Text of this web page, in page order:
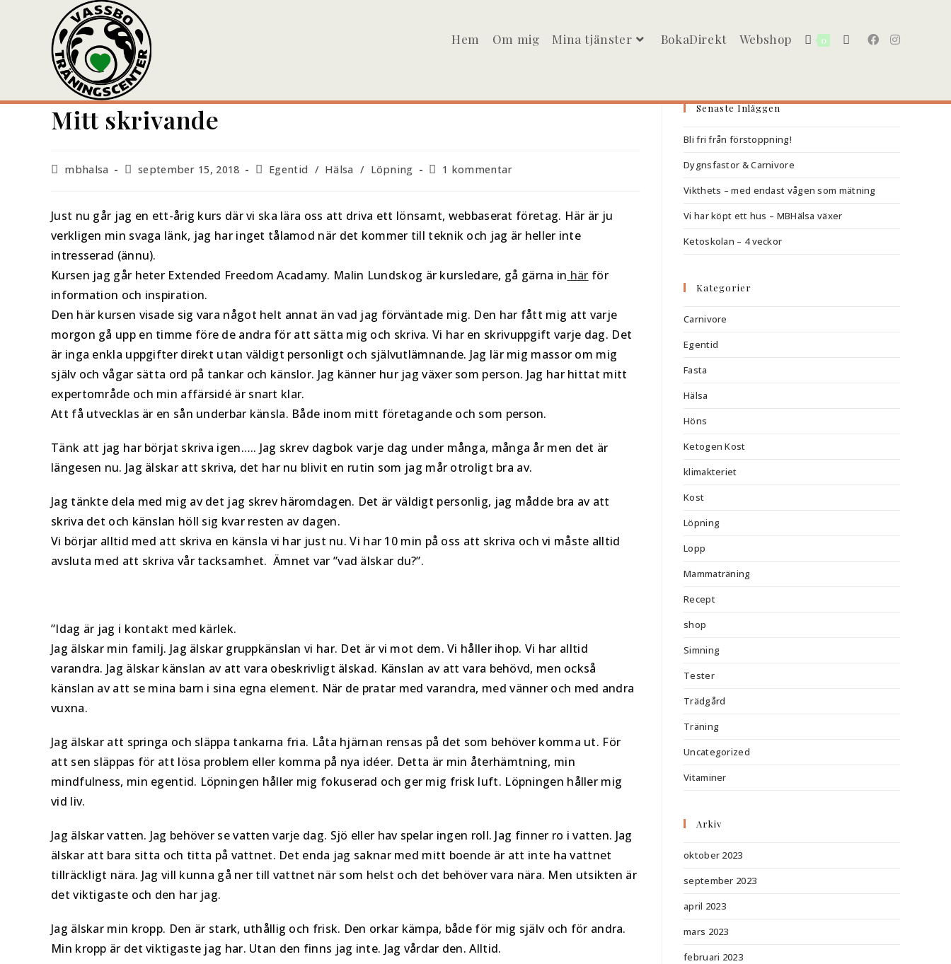
Hem Om mig Mina tjänster BokaDirekt Webshop 0
Mitt skrivande
mbhalsa september 15, 2018 Egentid / Hälsa / Löpning 1 kommentar
Just nu går jag en ett-årig kurs där vi ska lära oss att driva ett lönsamt, webbaserat företag. Här är ju
verkligen min svaga länk, jag har inget tålamod när det kommer till teknik och jag är heller inte
intresserad (ännu).
Kursen jag går heter Extended Freedom Acadamy. Malin Lundskog är kursledare, gå gärna in här för
information och inspiration.
Den här kursen visade sig vara något helt annat än vad jag förväntade mig. Den har fått mig att varje
morgon gå upp en timme före de andra för att sätta mig och skriva. Vi har en skrivuppgift varje dag. Det
är inga enkla uppgifter direkt utan väldigt personligt och självutlämnande. Jag lär mig massor om mig
själv och vågar sätta ord på tankar och känslor. Jag känner hur jag växer som person. Jag har hittat mitt
expertområde och min affärsidé är snart klar.
Att få utvecklas är en sån underbar känsla. Både inom mitt företagande och som person.
Tänk att jag har börjat skriva igen….. Jag skrev dagbok varje dag under många, många år men det är
längesen nu. Jag älskar att skriva, det har nu blivit en rutin som jag mår otroligt bra av.
Jag tänkte dela med mig av det jag skrev häromdagen. Det är väldigt personlig, jag mådde bra av att
skriva det och känslan höll sig kvar resten av dagen.
Vi börjar alltid med att skriva en känsla vi har just nu. Vi har 10 min på oss att skriva och vi måste alltid
avsluta med att skriva vår tacksamhet. Ämnet var ”vad älskar du?”.
”Idag är jag i kontakt med kärlek.
Jag älskar min familj. Jag älskar gruppkänslan vi har. Det är vi mot dem. Vi håller ihop. Vi har alltid
varandra. Jag älskar känslan av att vara obeskrivligt älskad. Känslan av att vara behövd, men också
känslan av att se mina barn i sina egna element. När de pratar med varandra, med vänner och med andra
vuxna.
Jag älskar att springa och släppa tankarna fria. Låta hjärnan rensas på det som behöver komma ut. För
att sen släppas för att lösa problem eller komma på nya idéer. Detta är min återhämtning, min
mindfulness, min egentid. Löpningen håller mig fokuserad och ger mig frisk luft. Löpningen håller mig
vid liv.
Jag älskar vatten. Jag behöver se vatten varje dag. Sjö eller hav spelar ingen roll. Jag finner ro i vatten. Jag
älskar att bara sitta och titta på vattnet. Det enda jag saknar med mitt boende är att inte ha vattnet
tillräckligt nära. Jag vill kunna gå ner till vattnet när som helst och det behöver vara nära. Men utsikten är
det viktigaste och den har jag.
Jag älskar min kropp. Den är stark, uthållig och frisk. Den orkar kämpa, både för mig själv och för andra.
Min kropp är det viktigaste jag har. Utan den finns jag inte. Jag vårdar den. Alltid.
Senaste Inläggen
Bli fri från förstoppning!
Dygnsfastor & Carnivore
Vikthets – med endast vågen som mätning
Vi har köpt ett hus – MBHälsa växer
Ketoskolan – 4 veckor
Kategorier
Carnivore
Egentid
Fasta
Hälsa
Höns
Ketogen Kost
klimakteriet
Kost
Löpning
Lopp
Mammaträning
Recept
shop
Simning
Tester
Trädgård
Träning
Uncategorized
Vitaminer
Arkiv
oktober 2023
september 2023
april 2023
mars 2023
februari 2023